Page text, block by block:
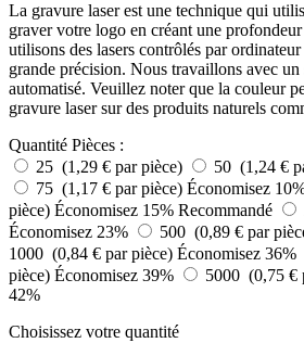
La gravure laser est une technique qui
graver votre logo en créant une
utilisons des lasers contrôlés par
grande précision. Nous travaillons avec un
automatisé. Veuillez noter que la couleur
gravure laser sur des produits naturels
Quantité Pièces :
25 (1,29 € par pièce)
50 (1,24 €
75 (1,17 € par pièce) Économisez
pièce) Économisez 15% Recommandé
Économisez 23%
500 (0,89 € par
1000 (0,84 € par pièce) Économisez 36%
pièce) Économisez 39% 5000 (0,75 €
42%
Choisissez votre quantité